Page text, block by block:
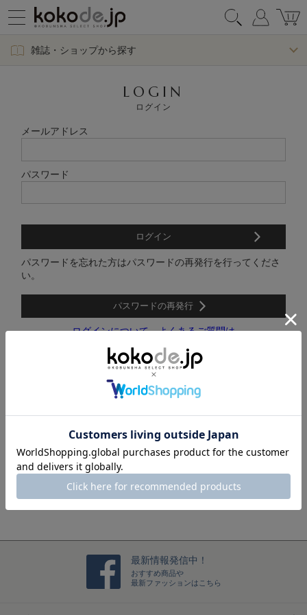
雑誌・ショップから探す
LOGIN
ログイン
メールアドレス
パスワード
パスワードを忘れた方はパスワードの再発行を行ってくださ
い。
パスワードの再発行
ログインについて、よくあるご質問は
新規メンバー登録(メルマガ会員登録)はこちら
ログインするだけで、毎回お名前や住所などを入力すること
なくスムーズにお買い物をお楽しみいただけます。
メンバー登録をする
最新情報発信中！
おすすめ商品や
最新ファッションはこちら